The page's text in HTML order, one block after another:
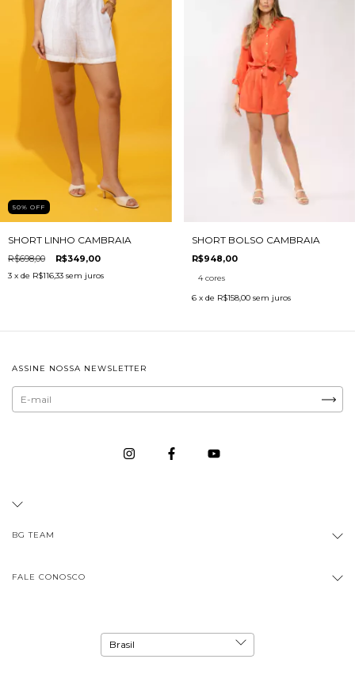
50% OFF
SHORT LINHO CAMBRAIA
R$698,00 R$349,00
3 x de R$116,33 sem juros
SHORT BOLSO CAMBRAIA
R$948,00
4 cores
6 x de R$158,00 sem juros
ASSINE NOSSA NEWSLETTER
BG TEAM
FALE CONOSCO